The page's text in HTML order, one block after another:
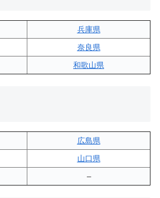
兵庫県
奈良県
和歌山県
広島県
山口県
–